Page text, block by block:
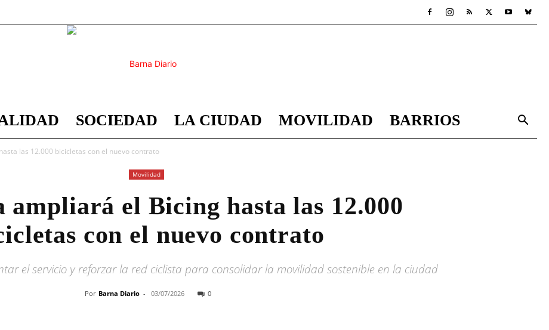
Barna
Diario
SOCIEDAD LA CIUDAD MOVILIDAD BARRIOS
las 12.000 bicicletas con el nuevo contrato
Movilidad
ampliará el Bicing hasta las 12.000
con el nuevo contrato
el servicio y reforzar la red ciclista para consolidar la movilidad sostenible en la ciudad
Por Barna Diario - 03/07/2026 0